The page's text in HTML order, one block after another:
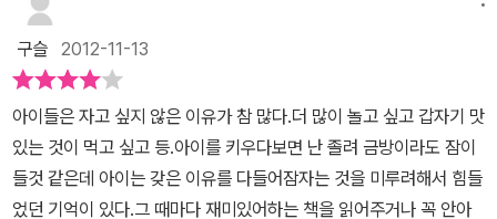
싫은 아이의 마음을 어루 만져주어아이의 마음을 공감해주고 이해해
주어잠이 솔솔 오게 만들어주는 책.이제 매일밤 잠과의 전쟁이 끝났
으면 하는 바램으로자기전 꼭 읽어주는 책이 되었답니다. 바나나가
먹고 싶어서,밖에 나가고 싶어서,밤이 무서워서 잠자기 싫어하는 친
구들을 차례로 만나보아요.하지만 결국 자장자장 모두 같이 잠이 들
구슬 2012-11-13
아이들은 자고 싶지 않은 이유가 참 많다.더 많이 놀고 싶고 갑자기 맛
있는 것이 먹고 싶고 등.아이를 키우다보면 난 졸려 금방이라도 잠이
들것 같은데 아이는 갖은 이유를 다들어잠자는 것을 미루려해서 힘들
었던 기억이 있다.그 때마다 재미있어하는 책을 읽어주거나 꼭 안아